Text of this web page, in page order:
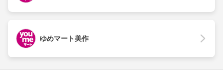
ゆめマート美作